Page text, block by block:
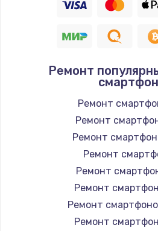
Настройка
Чистка от
1060
Заказать
Замена
2750 руб.
Заказать
Ремонт
Ремонт
Ремонт
Ремонт
Ремонт
Ремонт
Ремонт
Ремонт
Ремонт